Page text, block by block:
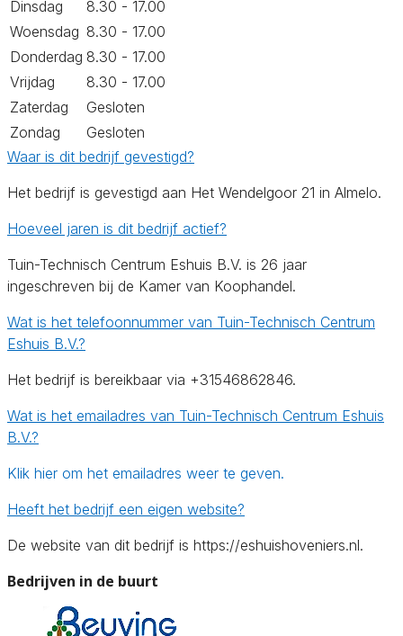
Dinsdag
8.30 - 17.00
Woensdag 8.30 - 17.00
Donderdag 8.30 - 17.00
Vrijdag
8.30 - 17.00
Zaterdag
Gesloten
Zondag
Gesloten
Waar is dit bedrijf gevestigd?
Het bedrijf is gevestigd aan Het Wendelgoor 21 in Almelo.
Hoeveel jaren is dit bedrijf actief?
Tuin-Technisch Centrum Eshuis B.V. is 26 jaar
ingeschreven bij de Kamer van Koophandel.
Wat is het telefoonnummer van Tuin-Technisch Centrum
Eshuis B.V.?
Het bedrijf is bereikbaar via +31546862846.
Wat is het emailadres van Tuin-Technisch Centrum Eshuis
B.V.?
Klik hier om het emailadres weer te geven.
Heeft het bedrijf een eigen website?
De website van dit bedrijf is https://eshuishoveniers.nl.
Bedrijven in de buurt